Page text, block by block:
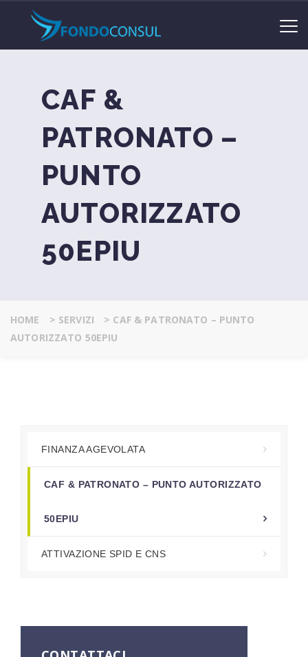
CAF &
PATRONATO –
PUNTO
AUTORIZZATO
50EPIU
HOME > SERVIZI > CAF & PATRONATO – PUNTO
AUTORIZZATO 50EPIU
FINANZA AGEVOLATA
CAF & PATRONATO – PUNTO AUTORIZZATO
50EPIU
ATTIVAZIONE SPID E CNS